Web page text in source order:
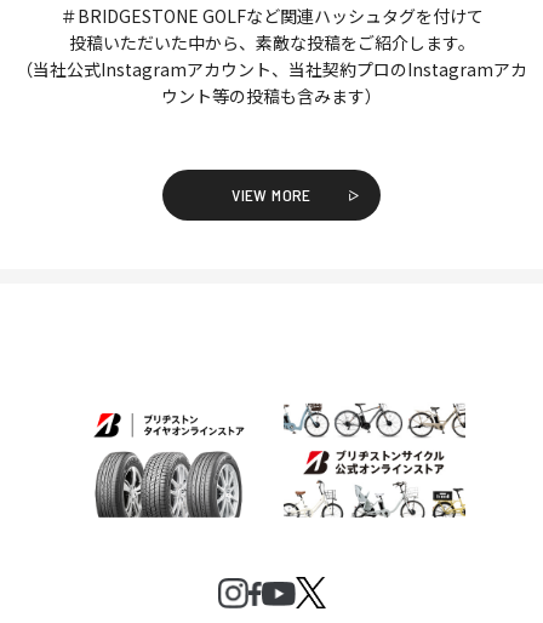
＃BRIDGESTONE GOLFなど関連ハッシュタグを付けて
投稿いただいた中から、素敵な投稿をご紹介します。
（当社公式Instagramアカウント、当社契約プロのInstagramアカ
ウント等の投稿も含みます）
VIEW MORE